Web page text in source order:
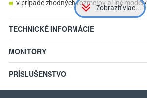
v prípade zhodných rozmerov aj iné modely
TECHNICKÉ INFORMÁCIE
MONITORY
PRÍSLUŠENSTVO